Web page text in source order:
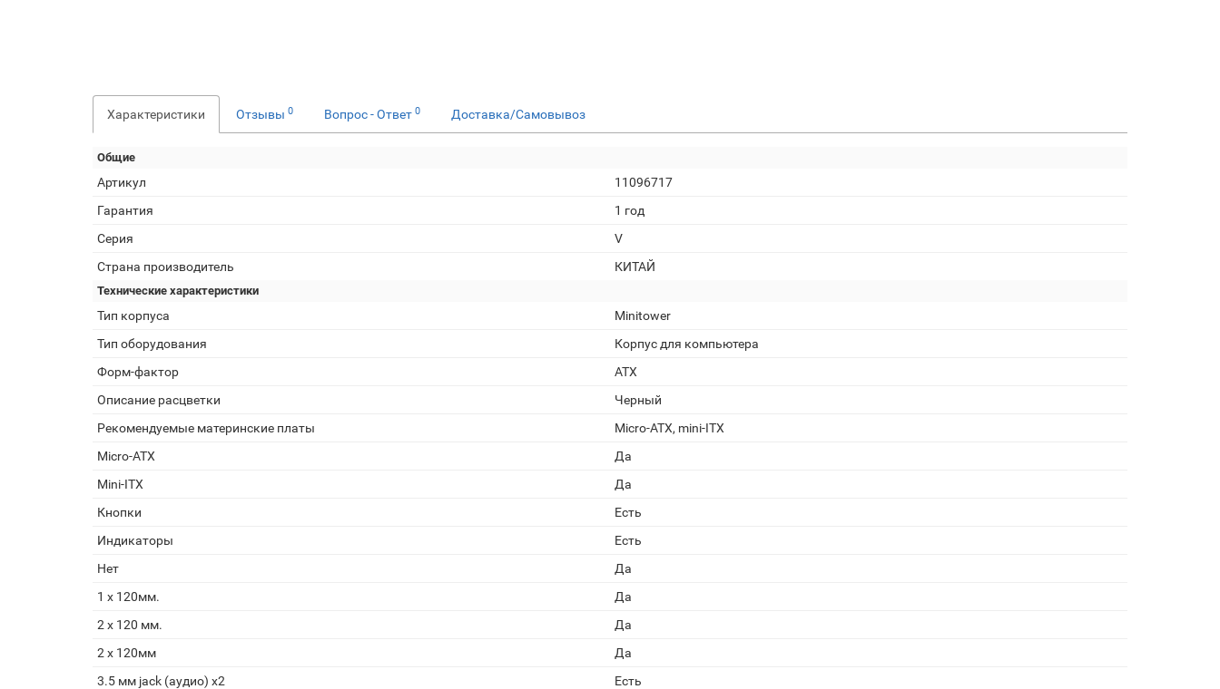
Характеристики Отзывы 0 Вопрос - Ответ 0 Доставка/Самовывоз
Общие
Артикул
11096717
Гарантия
1 год
Серия
V
Страна производитель
КИТАЙ
Технические характеристики
Тип корпуса
Minitower
Тип оборудования
Корпус для компьютера
Форм-фактор
ATX
Описание расцветки
Черный
Рекомендуемые материнские платы
Micro-ATX, mini-ITX
Micro-ATX
Да
Mini-ITX
Да
Кнопки
Есть
Индикаторы
Есть
Нет
Да
1 x 120мм.
Да
2 x 120 мм.
Да
2 x 120мм
Да
3.5 мм jack (аудио) х2
Есть